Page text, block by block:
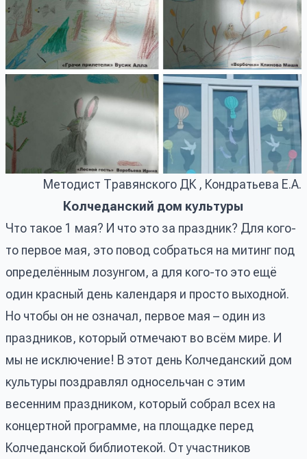
Методист Травянского ДК , Кондратьева Е.А.
Колчеданский дом культуры
Что такое 1 мая? И что это за праздник? Для кого-
то первое мая, это повод собраться на митинг под
определённым лозунгом, а для кого-то это ещё
один красный день календаря и просто выходной.
Но чтобы он не означал, первое мая – один из
праздников, который отмечают во всём мире. И
мы не исключение! В этот день Колчеданский дом
культуры поздравлял односельчан с этим
весенним праздником, который собрал всех на
концертной программе, на площадке перед
Колчеданской библиотекой. От участников